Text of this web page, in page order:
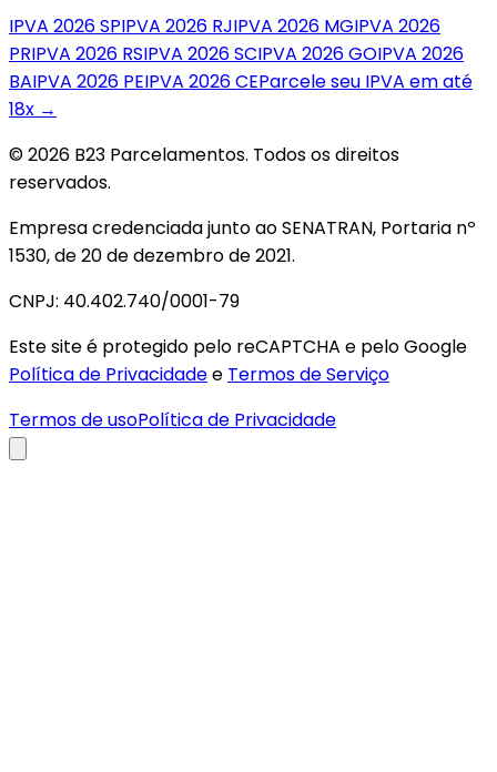
IPVA 2026SPIPVA 2026 RJIPVA 2026 MGIPVA 2026
PRIPVA 2026 RSIPVA 2026SCIPVA 2026GOIPVA 2026
BAIPVA 2026 PEIPVA 2026CEParcele seu IPVA em até
18x →
© 2026 B23 Parcelamentos. Todos os direitos
reservados.
Empresa credenciada junto ao SENATRAN, Portaria nº
1530, de 20 de dezembro de 2021.
CNPJ: 40.402.740/0001-79
Este site é protegido pelo reCAPTCHA e pelo Google
Política de Privacidadee Termos de Serviço
Termos de usoPolítica de Privacidade